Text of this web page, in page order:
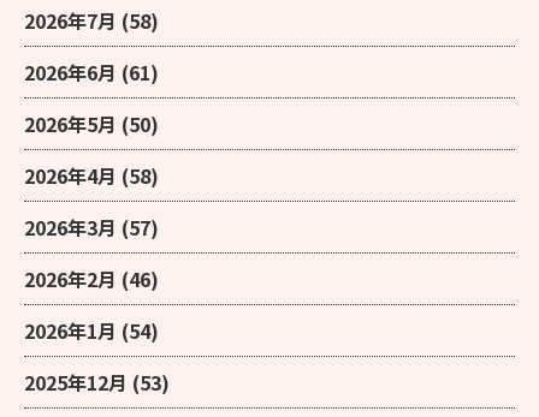
2026年7月 (58)
2026年6月 (61)
2026年5月 (50)
2026年4月 (58)
2026年3月 (57)
2026年2月 (46)
2026年1月 (54)
2025年12月 (53)